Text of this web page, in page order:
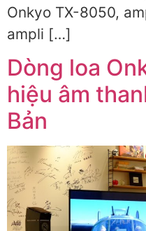
Onkyo TX-8050,
ampli […]
Dòng loa
hiệu âm
Bản